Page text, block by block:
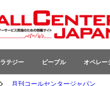
テジー ピープル オペレー
月刊コールセンタージャパン